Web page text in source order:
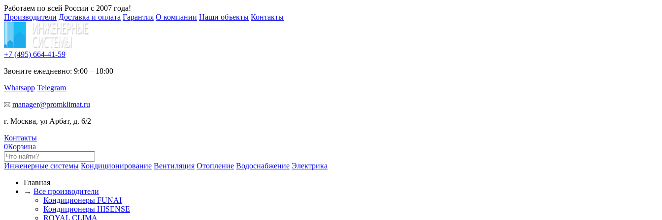
Работаем по всей России с 2007 года!
Производители Доставка и оплата Гарантия О компании Наши объекты Контакты
+7 (495) 664-41-59
Звоните ежедневно: 9:00 – 18:00
Whatsapp Telegram
manager@promklimat.ru
г. Москва, ул Арбат, д. 6/2
Контакты
0Корзина
Инженерные системы Кондиционирование Вентиляция Отопление Водоснабжение Электрика
Главная
→ Все производители
Кондиционеры FUNAI
Кондиционеры HISENSE
ROYAL CLIMA